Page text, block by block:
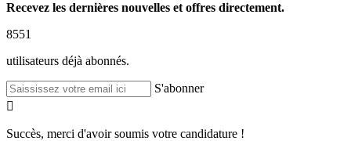
Recevez les dernières nouvelles et offres directement.
8551
utilisateurs déjà abonnés.
S'abonner

Succès, merci d'avoir soumis votre candidature !